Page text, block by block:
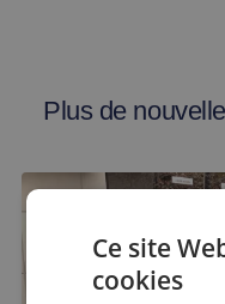
Plus de
Ce site
cookies